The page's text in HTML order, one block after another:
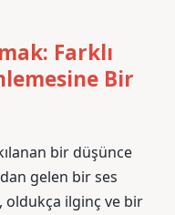
Farklı
Bir
bir düşünce
gelen bir ses
oldukça ilginç ve bir